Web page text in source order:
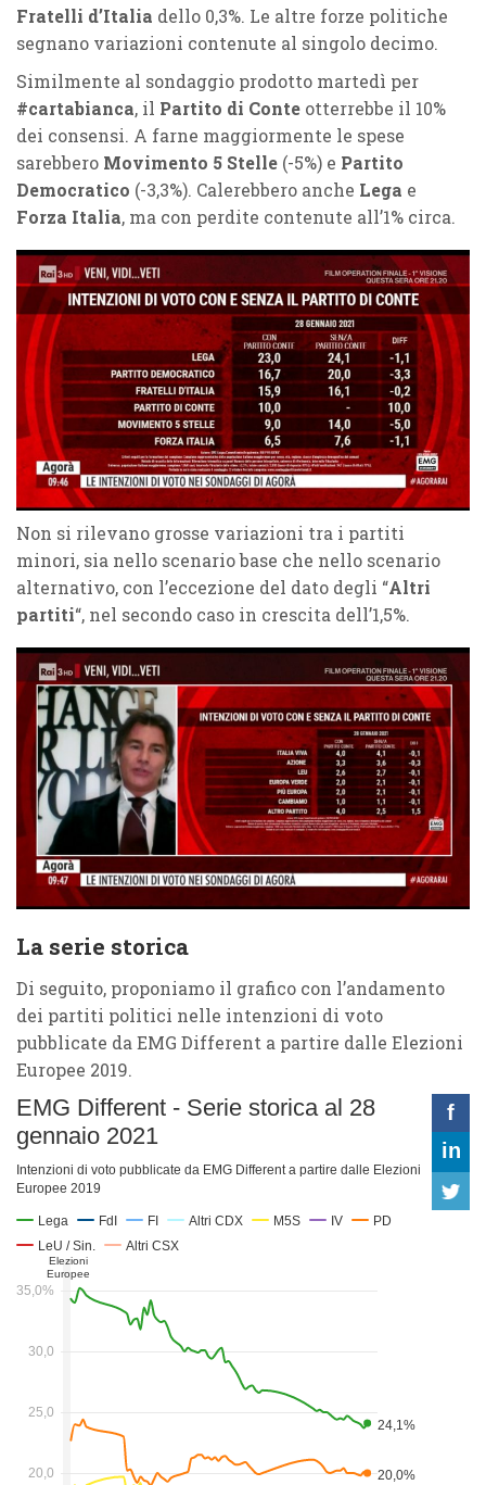
Fratelli d’Italia dello 0,3%. Le altre forze politiche
segnano variazioni contenute al singolo decimo.
Similmente al sondaggio prodotto martedì per
#cartabianca, il Partito di Conte otterrebbe il 10%
dei consensi. A farne maggiormente le spese
sarebbero Movimento 5 Stelle (-5%) e Partito
Democratico (-3,3%). Calerebbero anche Lega e
Forza Italia, ma con perdite contenute all’1% circa.
Non si rilevano grosse variazioni tra i partiti
minori, sia nello scenario base che nello scenario
alternativo, con l’eccezione del dato degli “Altri
partiti“, nel secondo caso in crescita dell’1,5%.
La serie storica
Di seguito, proponiamo il grafico con l’andamento
dei partiti politici nelle intenzioni di voto
pubblicate da EMG Different a partire dalle Elezioni
Europee 2019.